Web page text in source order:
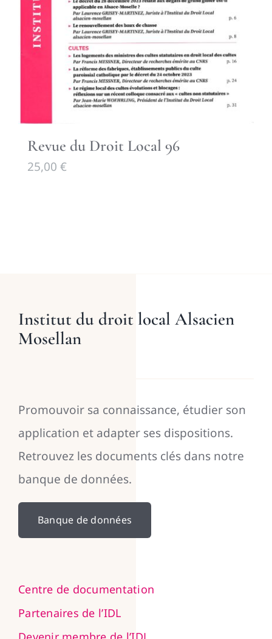
Revue du Droit Local 96
25,00 €
Institut du droit local Alsacien
Mosellan
Promouvoir sa connaissance, étudier son
application et adapter ses dispositions.
Retrouvez les documents clés dans notre
banque de données.
Banque de données
Centre de documentation
Partenaires de l’IDL